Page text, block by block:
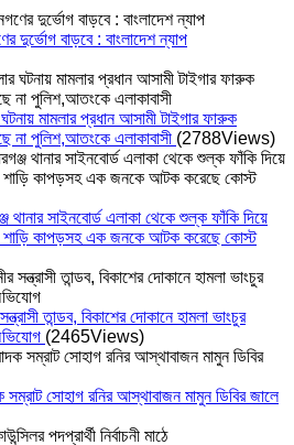
দুর্ভোগ বাড়বে : বাংলাদেশ ন্যাপ
ঘটনায় মামলার প্রধান আসামী টাইগার ফারুক
না পুলিশ,আতংকে এলাকাবাসী (2788Views)
থানার সাইনবোর্ড এলাকা থেকে শুল্ক ফাঁকি দিয়ে
শাড়ি কাপড়সহ এক জনকে আটক করেছে কোস্ট
তান্ডব, বিকাশের দোকানে হামলা ভাংচুর
(2465Views)
সোহাগ রনির আস্থাবাজন মামুন ডিবির জালে